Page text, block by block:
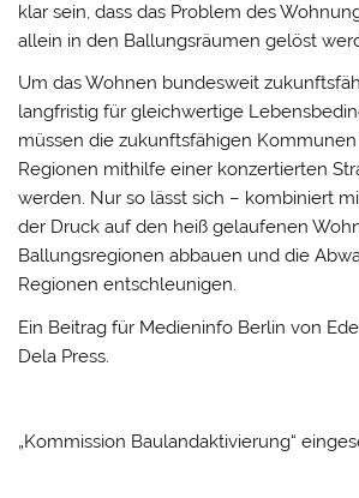
klar sein, dass das Problem des
allein in den Ballungsräumen gelöst
Um das Wohnen bundesweit
langfristig für gleichwertige
müssen die zukunftsfähigen
Regionen mithilfe einer konzertierten
werden. Nur so lässt sich – kombiniert
der Druck auf den heiß gelaufenen
Ballungsregionen abbauen und die
Regionen entschleunigen.
Ein Beitrag für Medieninfo Berlin von
Dela Press.
„Kommission Baulandaktivierung“